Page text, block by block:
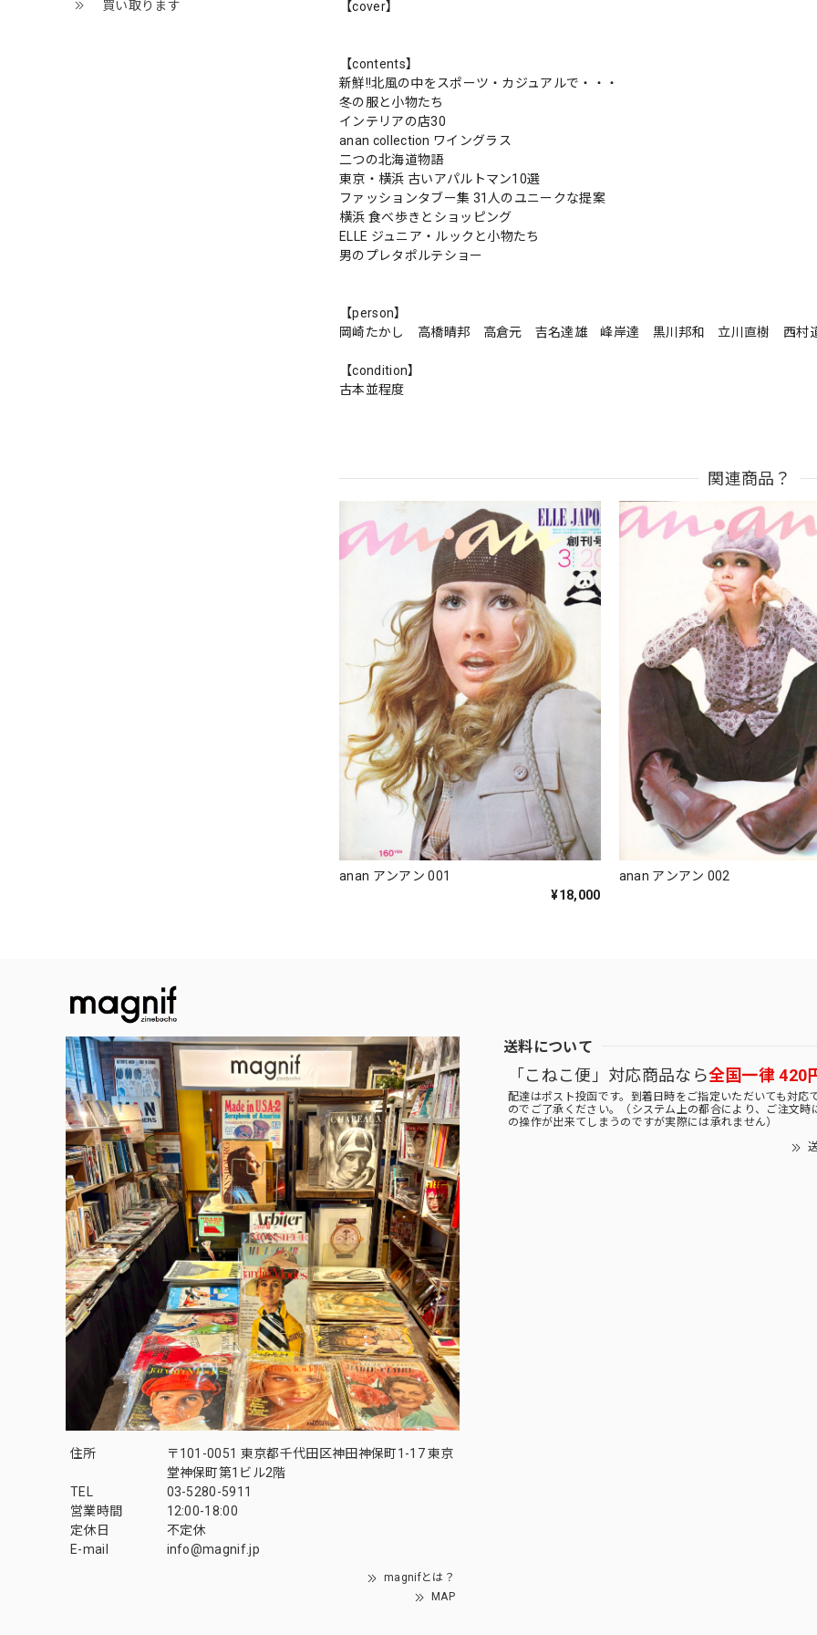
買い取ります 【cover】
【contents】
新鮮!!北風の中をスポーツ・カジュアルで・・・
冬の服と小物たち
インテリアの店30
anan collection ワイングラス
二つの北海道物語
東京・横浜 古いアパルトマン10選
ファッションタブー集 31人のユニークな提案
横浜 食べ歩きとショッピング
ELLE ジュニア・ルックと小物たち
男のプレタポルテショー
【person】
岡崎たかし 高橋晴邦 高倉元 吉名達雄 峰岸達 黒川邦和 立川直樹 西村
【condition】
古本並程度
関連商品？
anan アンアン 001
¥18,000
anan アンアン 002
住所
〒101-0051 東京都千代田区神田神保町1-17 東京
堂神保町第1ビル2階
TEL
03-5280-5911
営業時間
12:00-18:00
定休日
不定休
E-mail
info@magnif.jp
magnifとは？
MAP
送料について
「こねこ便」対応商品なら全国一律 420
配達はポスト投函です。到着日時をご指定いただいても対応
のでご了承ください。（システム上の都合により、ご注文時
の操作が出来てしまうのですが実際には承れません）